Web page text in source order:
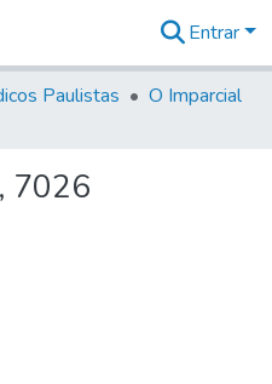
na
Entrar
Paulistas
O Imparcial
7026